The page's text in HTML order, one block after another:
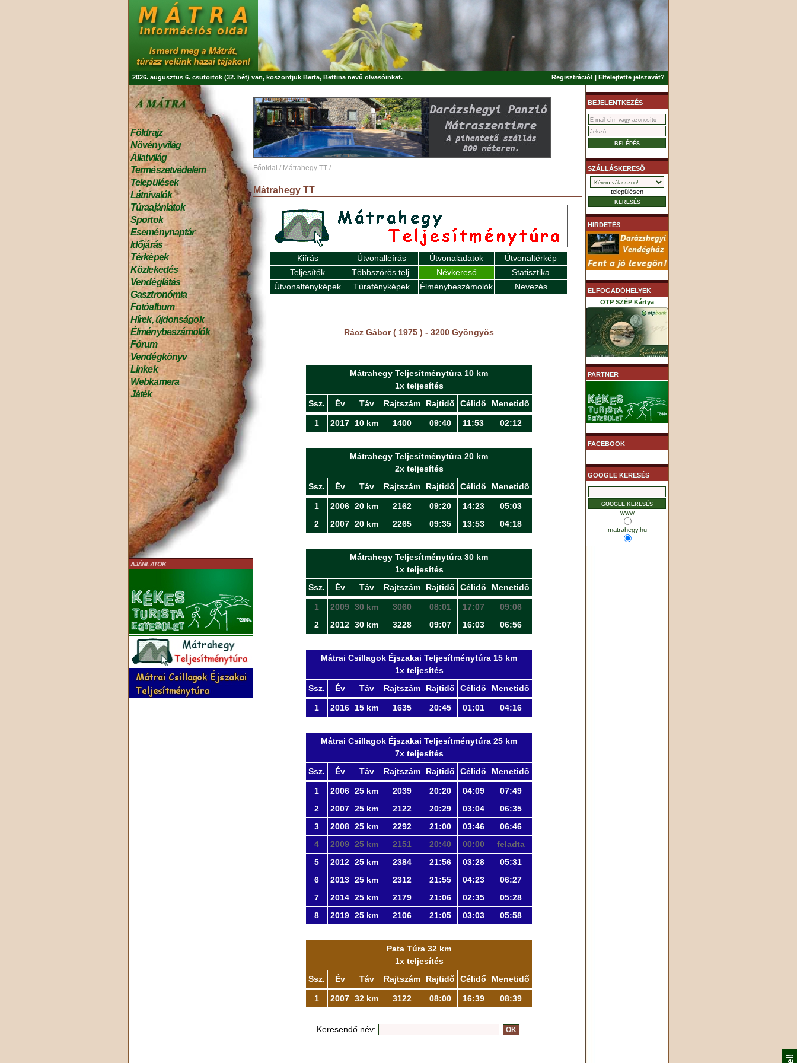
2026. augusztus 6. csütörtök (32. hét) van, köszöntjük Berta, Bettina nevű olvasóinkat. Regisztráció! | Elfelejtette jelszavát?
Földrajz
Növényvilág
Állatvilág
Természetvédelem
Települések
Látnivalók
Túraajánlatok
Sportok
Eseménynaptár
Időjárás
Térképek
Közlekedés
Vendéglátás
Gasztronómia
Fotóalbum
Hírek, újdonságok
Élménybeszámolók
Fórum
Vendégkönyv
Linkek
Webkamera
Játék
AJÁNLATOK
Főoldal / Mátrahegy TT /
Mátrahegy TT
Kiírás Útvonalleírás Útvonaladatok
Útvonaltérkép
Teljesítők
Többszörös telj. Névkereső
Statisztika
Útvonalfényképek
Túrafényképek Élménybeszámolók Nevezés
Rácz Gábor ( 1975 ) - 3200 Gyöngyös
Mátrahegy Teljesítménytúra 10 km
1x teljesítés
Ssz.
Év Táv Rajtszám Rajtidő Célidő Menetidő
1 2017 10 km 1400 09:40 11:53 02:12
Mátrahegy Teljesítménytúra 20 km
2x teljesítés
Ssz.
Év Táv Rajtszám Rajtidő Célidő Menetidő
1 2006 20 km 2162 09:20 14:23
05:03
2
2007 20 km 2265 09:35 13:53 04:18
Mátrahegy Teljesítménytúra 30 km
1x teljesítés
Ssz.
Év Táv Rajtszám Rajtidő Célidő Menetidő
1 2009 30 km 3060 08:01 17:07
09:06
2
2012 30 km 3228 09:07 16:03 06:56
Mátrai Csillagok Éjszakai Teljesítménytúra 15 km
1x teljesítés
Ssz.
Év Táv Rajtszám Rajtidő Célidő Menetidő
1 2016 15 km 1635 20:45 01:01 04:16
Mátrai Csillagok Éjszakai Teljesítménytúra 25 km
7x teljesítés
Ssz.
Év Táv Rajtszám Rajtidő Célidő Menetidő
1 2006 25 km 2039 20:20 04:09
07:49
2
2007 25 km 2122 20:29 03:04
06:35
3
2008 25 km 2292 21:00 03:46
06:46
4
2009 25 km 2151 20:40 00:00
feladta
5
2012 25 km 2384 21:56 03:28
05:31
6
2013 25 km 2312 21:55 04:23
06:27
7
2014 25 km 2179 21:06 02:35
05:28
8
2019 25 km 2106 21:05 03:03 05:58
Pata Túra 32 km
1x teljesítés
Ssz.
Év Táv Rajtszám Rajtidő Célidő Menetidő
1 2007 32 km 3122 08:00 16:39 08:39
Keresendő név:
BEJELENTKEZÉS
SZÁLLÁSKERESÕ
településen
HIRDETÉS
ELFOGADÓHELYEK
OTP SZÉP Kártya
K&H SZÉP Kártya
PARTNER
FACEBOOK
GOOGLE KERESÉS
www
matrahegy.hu